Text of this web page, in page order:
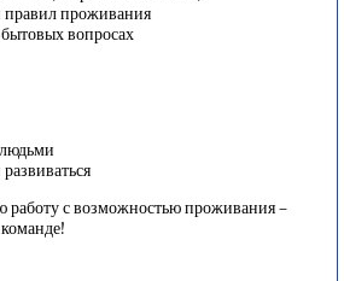
правил проживания
вопросах
работу с возможностью проживания –